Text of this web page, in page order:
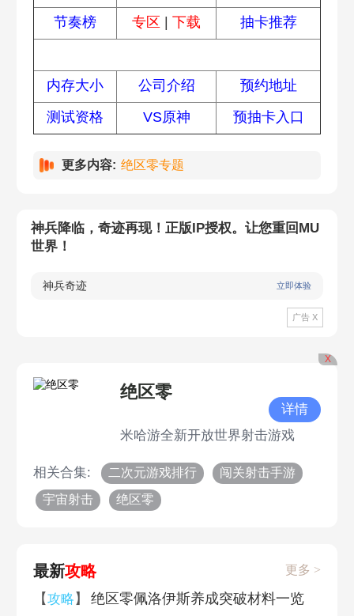
节奏榜
专区 | 下载 抽卡推荐
内存大小 公司介绍
预约地址
测试资格
VS原神 预抽卡入口
更多内容: 绝区零专题
神兵降临，奇迹再现！正版IP授权。让您重回MU
世界！
神兵奇迹 立即体验
广告 X
X
绝区零
米哈游全新开放世界射击游戏
详情
相关合集: 二次元游戏排行 闯关射击手游
宇宙射击 绝区零
最新攻略 更多 >
【攻略 】
绝区零佩洛伊斯养成突破材料一览